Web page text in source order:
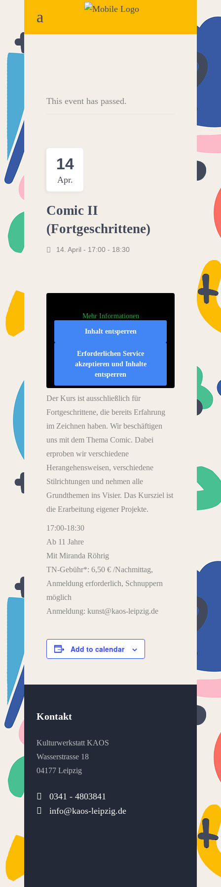
This event has passed.
14
Apr.
Comic II
(Fortgeschrittene)
14. April - 17:00 - 18:30
Mehr Informationen
Inhalt entsperren
Erforderlichen Service
akzeptieren und Inhalte
entsperren
Der Kurs ist ausschließlich für
Fortgeschrittene, die bereits Erfahrung
im Zeichnen haben. Wir beschäftigen
uns mit dem Thema Comic. Dabei
erproben wir verschiedene
Herangehensweisen, verschiedene
Stilrichtungen und nehmen alle
Grundthemen ins Visier. Das Kursziel ist
die Erarbeitung eigener Projekte.
17:00-18:30
Ab 11 Jahre
Mit Miranda Röhrig
TN-Gebühr*: 6,50 € /Nachmittag,
Anmeldung erforderlich, Schnuppern
möglich
Anmeldung: kunst@kaos-leipzig.de
Add to calendar
Kontakt
Kulturwerkstatt KAOS
Wasserstrasse 18
04177 Leipzig
0341 - 4803841
info@kaos-leipzig.de